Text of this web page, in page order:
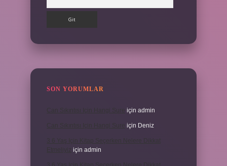
SON YORUMLAR
için admin
için Deniz
için admin